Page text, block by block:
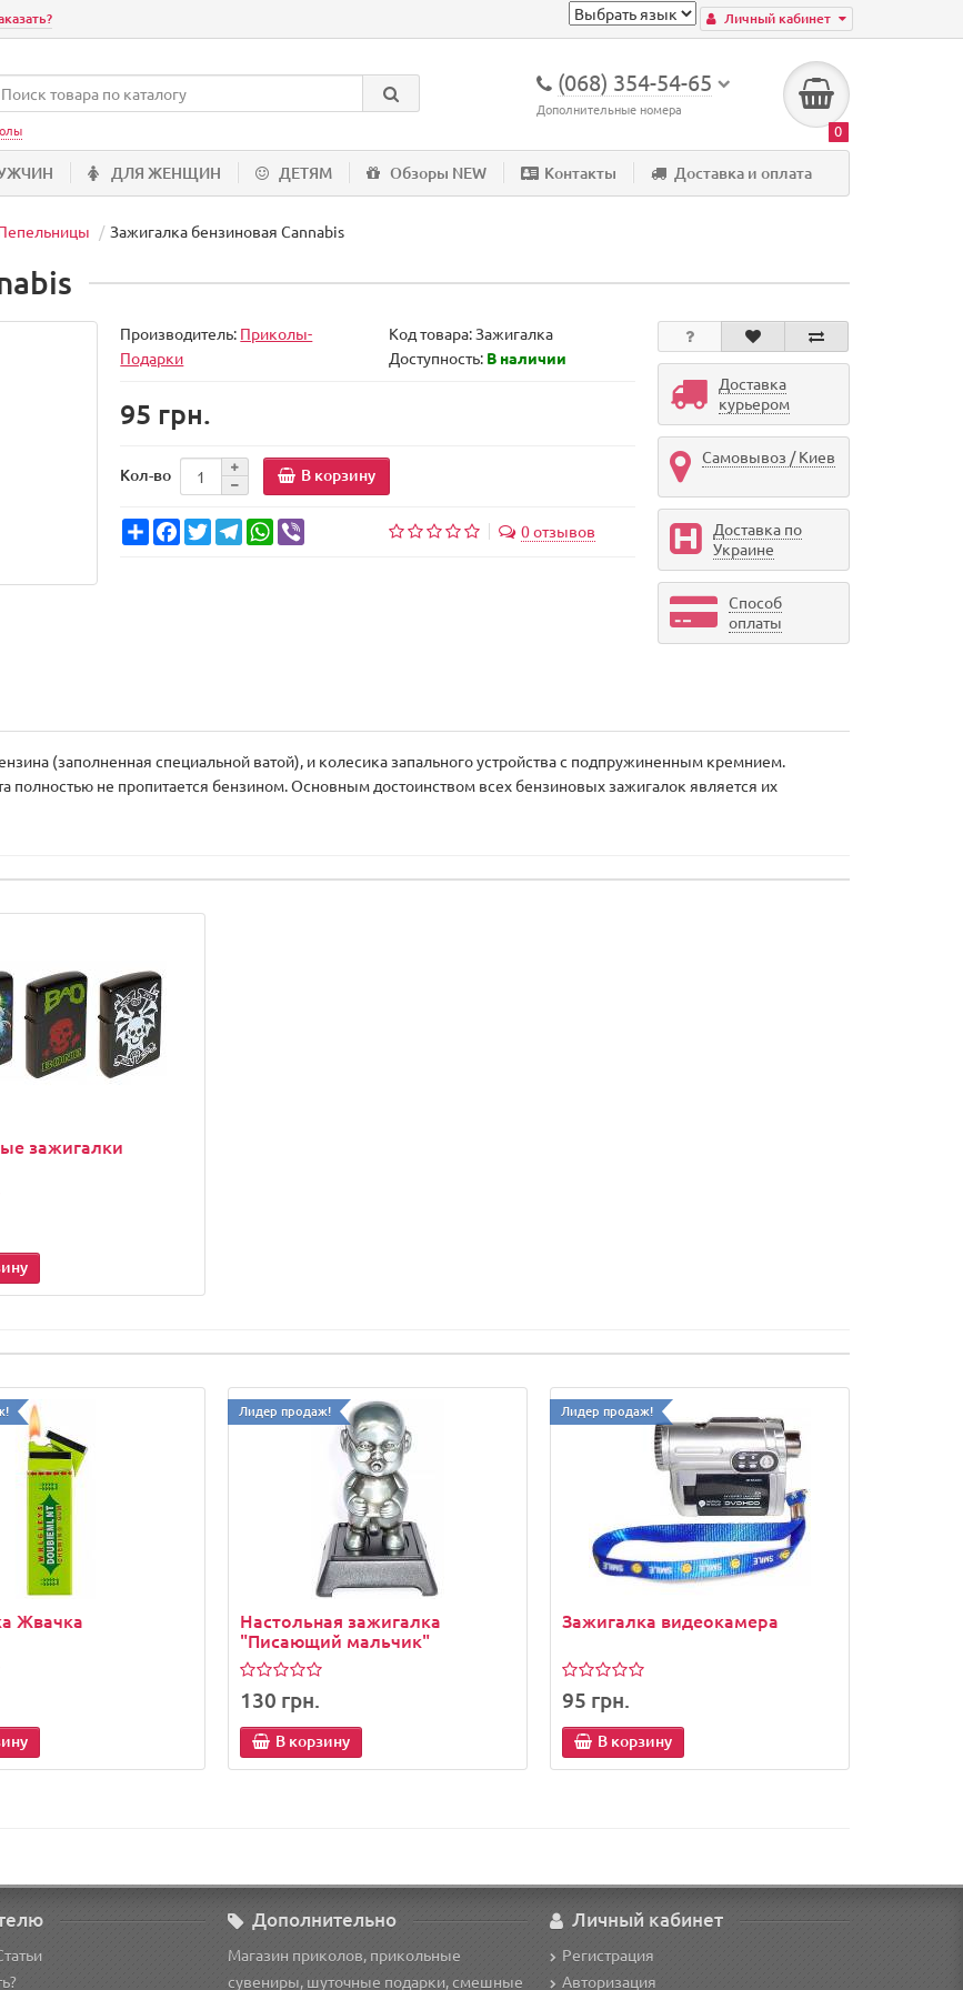
Личный кабинет
(068) 354-54-65
Дополнительные номера
0
ДЛЯ ЖЕНЩИН ДЕТЯМ Обзоры NEW Контакты Доставка и оплата
Зажигалка бензиновая Cannabis
Производитель: Приколы-
Подарки
Код товара:Зажигалка
Доступность: В наличии
95 грн.
Кол-во В корзину
ShareFacebook
TwitterTelegramWhatsApp 0 отзывов
Доставка
курьером
Самовывоз / Киев
Доставка по
Украине
Способ
оплаты
(заполненная специальной ватой), и колесика запального устройства с подпружиненным кремнием.
полностью не пропитается бензином. Основным достоинством всех бензиновых зажигалок является их
зажигалки
Жвачка
Лидер продаж!
Настольная зажигалка
"Писающий мальчик"
130 грн.
В корзину
Лидер продаж!
Зажигалка видеокамера
95 грн.
В корзину
Дополнительно
Магазин приколов, прикольные
сувениры, шуточные подарки, смешные
Личный кабинет
Регистрация
Авторизация